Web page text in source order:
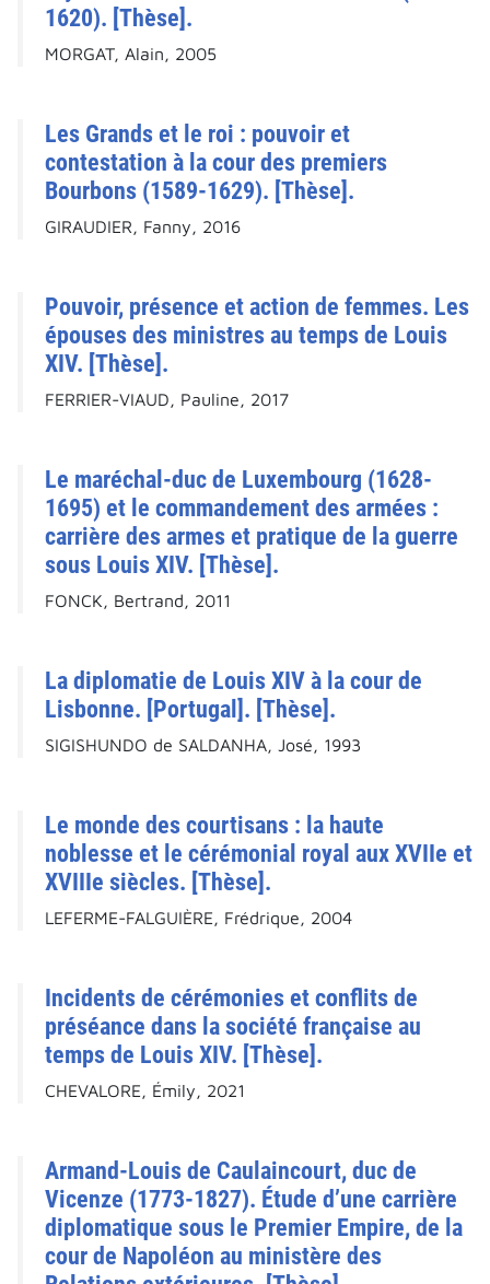
1620). [Thèse].
MORGAT, Alain, 2005
Les Grands et le roi : pouvoir et
contestation à la cour des premiers
Bourbons (1589-1629). [Thèse].
GIRAUDIER, Fanny, 2016
Pouvoir, présence et action de femmes. Les
épouses des ministres au temps de Louis
XIV. [Thèse].
FERRIER-VIAUD, Pauline, 2017
Le maréchal-duc de Luxembourg (1628-
1695) et le commandement des armées :
carrière des armes et pratique de la guerre
sous Louis XIV. [Thèse].
FONCK, Bertrand, 2011
La diplomatie de Louis XIV à la cour de
Lisbonne. [Portugal]. [Thèse].
SIGISHUNDO de SALDANHA, José, 1993
Le monde des courtisans : la haute
noblesse et le cérémonial royal aux XVIIe et
XVIIIe siècles. [Thèse].
LEFERME-FALGUIÈRE, Frédrique, 2004
Incidents de cérémonies et conflits de
préséance dans la société française au
temps de Louis XIV. [Thèse].
CHEVALORE, Émily, 2021
Armand-Louis de Caulaincourt, duc de
Vicenze (1773-1827). Étude d’une carrière
diplomatique sous le Premier Empire, de la
cour de Napoléon au ministère des